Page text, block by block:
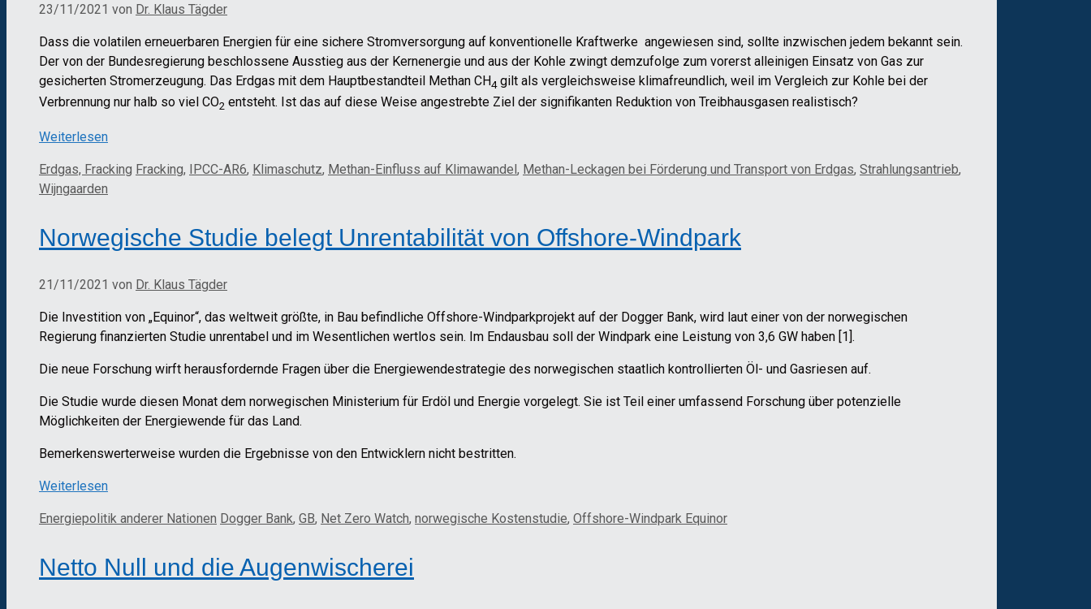
23/11/2021 von Dr. Klaus Tägder
Dass die volatilen erneuerbaren Energien für eine sichere Stromversorgung auf konventionelle Kraftwerke angewiesen sind, sollte inzwischen jedem bekannt sein.
Der von der Bundesregierung beschlossene Ausstieg aus der Kernenergie und aus der Kohle zwingt demzufolge zum vorerst alleinigen Einsatz von Gas zur
gesicherten Stromerzeugung. Das Erdgas mit dem Hauptbestandteil Methan CH4 gilt als vergleichsweise klimafreundlich, weil im Vergleich zur Kohle bei der
Verbrennung nur halb so viel CO2 entsteht. Ist das auf diese Weise angestrebte Ziel der signifikanten Reduktion von Treibhausgasen realistisch?
Weiterlesen
Kategorien
Erdgas, Fracking Schlagwörter
Fracking, IPCC-AR6, Klimaschutz, Methan-Einfluss auf Klimawandel, Methan-Leckagen bei Förderung und Transport von Erdgas, Strahlungsantrieb,
Wijngaarden
Norwegische Studie belegt Unrentabilität von Offshore-Windpark
21/11/2021 von Dr. Klaus Tägder
Die Investition von „Equinor“, das weltweit größte, in Bau befindliche Offshore-Windparkprojekt auf der Dogger Bank, wird laut einer von der norwegischen
Regierung finanzierten Studie unrentabel und im Wesentlichen wertlos sein. Im Endausbau soll der Windpark eine Leistung von 3,6 GW haben [1].
Die neue Forschung wirft herausfordernde Fragen über die Energiewendestrategie des norwegischen staatlich kontrollierten Öl- und Gasriesen auf.
Die Studie wurde diesen Monat dem norwegischen Ministerium für Erdöl und Energie vorgelegt. Sie ist Teil einer umfassend Forschung über potenzielle
Möglichkeiten der Energiewende für das Land.
Bemerkenswerterweise wurden die Ergebnisse von den Entwicklern nicht bestritten.
Weiterlesen
Kategorien
Energiepolitik anderer Nationen Schlagwörter
Dogger Bank, GB, Net Zero Watch, norwegische Kostenstudie, Offshore-Windpark Equinor
Netto Null und die Augenwischerei